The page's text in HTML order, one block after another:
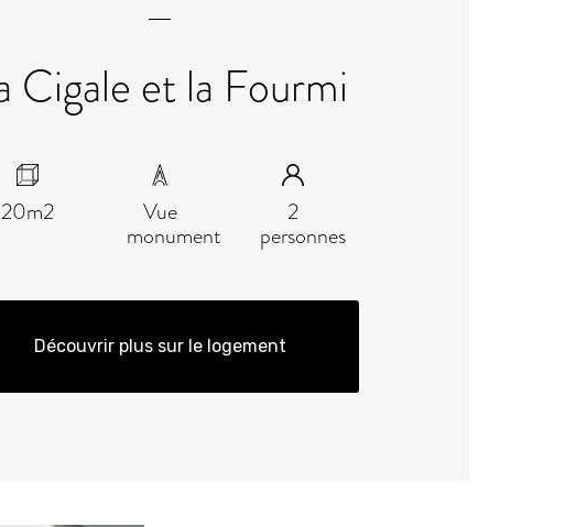
Cigale et la Fourmi
20m2 Vue
monument
2
personnes
Découvrir plus sur le logement